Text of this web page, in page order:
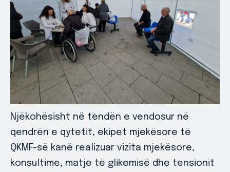
Njëkohësisht në tendën e vendosur në
qendrën e qytetit, ekipet mjekësore të
QKMF-së kanë realizuar vizita mjekësore,
konsultime, matje të glikemisë dhe tensionit